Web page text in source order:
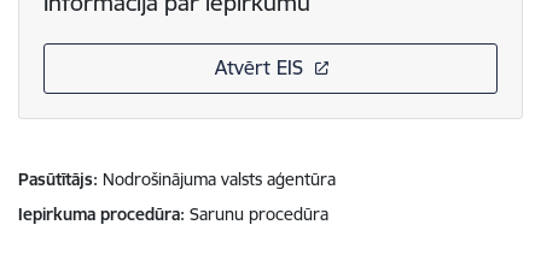
Atvērt EIS
Pasūtītājs Nodrošinājuma valsts aģentūra
Iepirkuma procedūra Sarunu procedūra